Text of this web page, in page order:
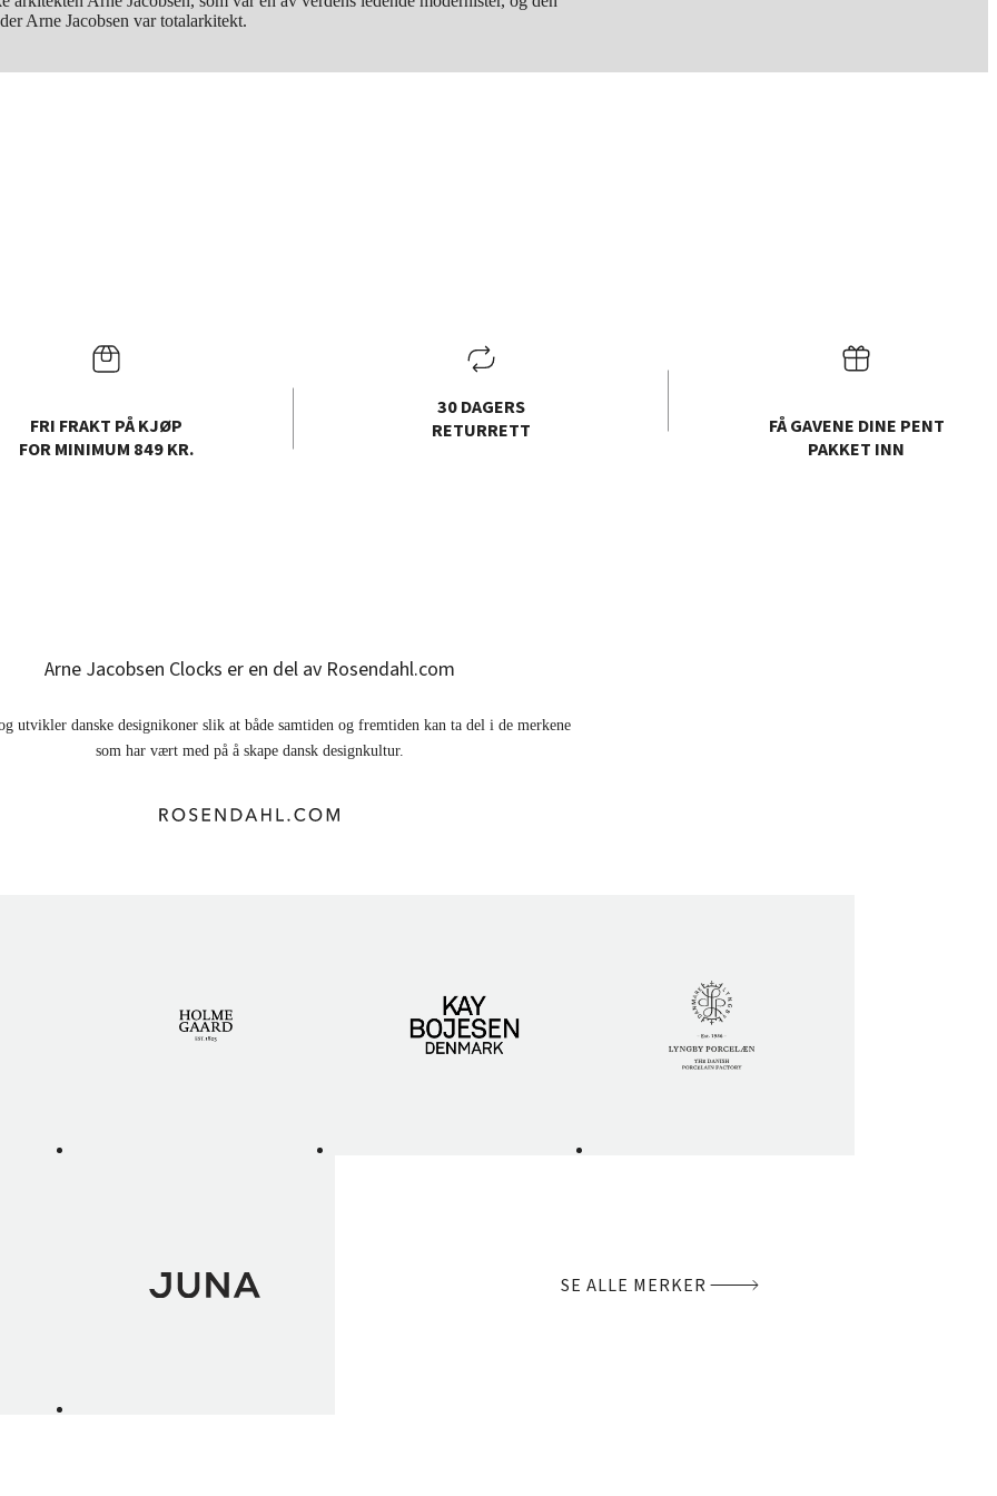
Arne Jacobsen var totalarkitekt.
FRI FRAKT PÅ KJØP
FOR MINIMUM 849 KR.
30 DAGERS
RETURRETT
FÅ GAVENE DINE PENT
PAKKET INN
Arne Jacobsen Clocks er en del av Rosendahl.com
utvikler danske designikoner slik at både samtiden og fremtiden kan ta del i de merkene
som har vært med på å skape dansk designkultur.
SE ALLE MERKER